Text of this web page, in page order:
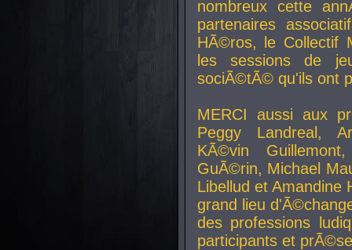
nombreux cette
partenaires
HÃ©ros, le Collectif
les sessions de
sociÃ©tÃ© qu'ils ont
MERCI aussi aux
Peggy Landreal,
KÃ©vin
GuÃ©rin, Michael
Libellud et Amandine
grand lieu
des professions
participants et